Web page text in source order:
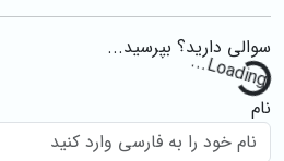
سوالی دارید؟ بپرسید...
نام